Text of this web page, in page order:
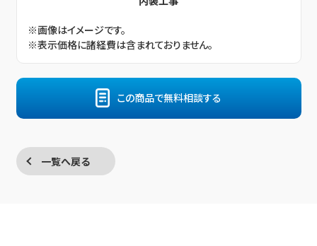
※画像はイメージです。
※表示価格に諸経費は含まれておりません。
この商品で無料相談する
一覧へ戻る